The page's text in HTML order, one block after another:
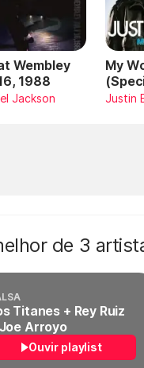
Wembley
1988
Jackson
My
Justin
de 3
Titanes + Rey Ruiz
Arroyo
Ouvir playlist